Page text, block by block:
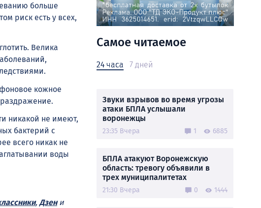
больше
риск есть у всех,
Велика
кожное
никакой не имеют,
бактерий с
всего никак не
воды
, Дзени
Самое читаемое
24 часа 7 дней
Звуки взрывов во время угрозы
атаки БПЛА услышали
воронежцы
23:35 Вчера 1 6885
БПЛА атакуют Воронежскую
область: тревогу объявили в
трех муниципалитетах
21:30 Вчера 0 1444